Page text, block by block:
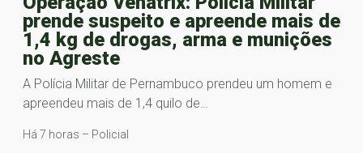
prende suspeito e apreende mais de
1,4 kg de drogas, arma e munições
no Agreste
A Polícia Militar de Pernambuco prendeu um homem e
apreendeu mais de 1,4 quilo de…
Há 7 horas – Policial